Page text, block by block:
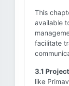
This
available
facilitate
3.1
like